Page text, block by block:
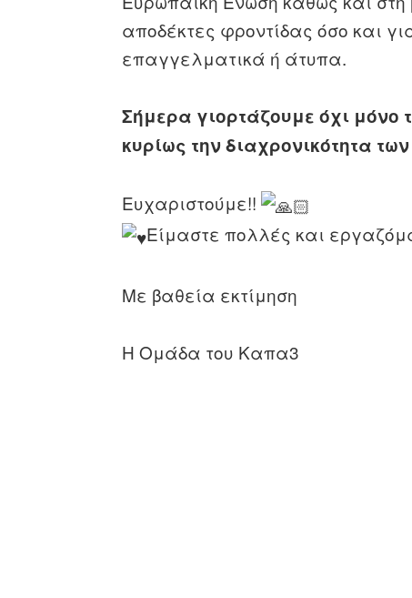
αποδέκτες φροντίδας όσο και
επαγγελματικά ή άτυπα.
Σήμερα γιορτάζουμε όχι
κυρίως την διαχρονικότητα
Ευχαριστούμε!!
Είμαστε πολλές και
Με βαθεία εκτίμηση
Η Ομάδα του Καπα3